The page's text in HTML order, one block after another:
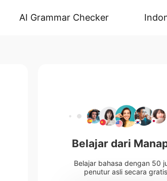
AI Grammar Checker
Belajar dari
Belajar bahasa dengan 50
penutur asli secara